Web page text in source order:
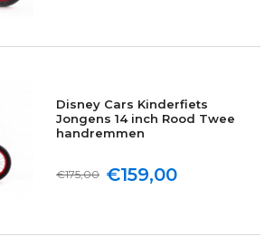
Disney Cars Kinderfiets
Jongens 14 inch Rood Twee
handremmen
€159,00
€175,00